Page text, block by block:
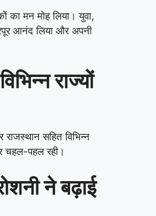
का मन मोह लिया। युवा,
आनंद लिया और अपनी
राज्यों
राजस्थान सहित विभिन्न
चहल-पहल रही।
ने बढ़ाई
At R.Premadasa Stadium
Jaffna Kings
Galle Gallants won by 5 wkts
«